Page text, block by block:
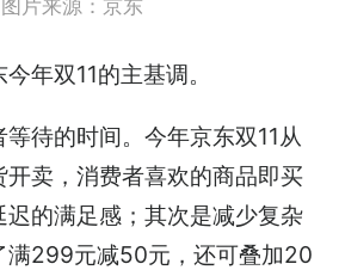
图片来源：京东
年双11的主基调。
待的时间。今年京东双11从
卖，消费者喜欢的商品即买
迟的满足感；其次是减少复杂
满299元减50元，还可叠加20